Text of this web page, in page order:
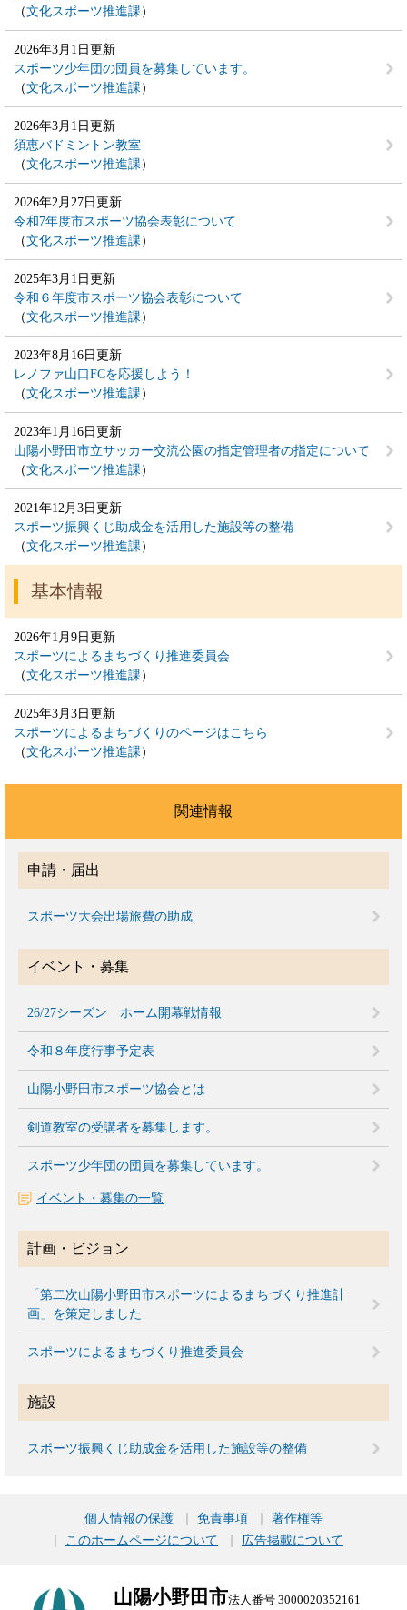
文化スポーツ推進課
2026年3月1日更新
スポーツ少年団の団員を募集しています。
文化スポーツ推進課
2026年3月1日更新
須恵バドミントン教室
文化スポーツ推進課
2026年2月27日更新
令和7年度市スポーツ協会表彰について
文化スポーツ推進課
2025年3月1日更新
令和６年度市スポーツ協会表彰について
文化スポーツ推進課
2023年8月16日更新
レノファ山口FCを応援しよう！
文化スポーツ推進課
2023年1月16日更新
山陽小野田市立サッカー交流公園の指定管理者の指定について
文化スポーツ推進課
2021年12月3日更新
スポーツ振興くじ助成金を活用した施設等の整備
文化スポーツ推進課
基本情報
2026年1月9日更新
スポーツによるまちづくり推進委員会
文化スポーツ推進課
2025年3月3日更新
スポーツによるまちづくりのページはこちら
文化スポーツ推進課
関連情報
申請・届出
スポーツ大会出場旅費の助成
イベント・募集
26/27シーズン ホーム開幕戦情報
令和８年度行事予定表
山陽小野田市スポーツ協会とは
剣道教室の受講者を募集します。
スポーツ少年団の団員を募集しています。
イベント・募集の一覧
計画・ビジョン
「第二次山陽小野田市スポーツによるまちづくり推進計
画」を策定しました
スポーツによるまちづくり推進委員会
施設
スポーツ振興くじ助成金を活用した施設等の整備
個人情報の保護 免責事項
著作権等
このホームページについて
広告掲載について
山陽小野田市法人番号 3000020352161